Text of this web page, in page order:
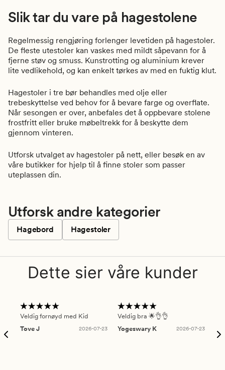
Slik tar du vare på hagestolene
Regelmessig rengjøring forlenger levetiden på hagestoler.
De fleste utestoler kan vaskes med mildt såpevann for å
fjerne støv og smuss. Kunstrotting og aluminium krever
lite vedlikehold, og kan enkelt tørkes av med en fuktig klut.
Hagestoler i tre bør behandles med olje eller
trebeskyttelse ved behov for å bevare farge og overflate.
Når sesongen er over, anbefales det å oppbevare stolene
frostfritt eller bruke møbeltrekk for å beskytte dem
gjennom vinteren.
Utforsk utvalget av hagestoler på nett, eller besøk en av
våre butikker for hjelp til å finne stoler som passer
uteplassen din.
Utforsk andre kategorier
Hagebord Hagestoler
Dette sier våre kunder
Veldig fornøyd med Kid
Tove J
2026-07-23
Veldig bra 🌟👌👌
Yogeswary K
2026-07-23